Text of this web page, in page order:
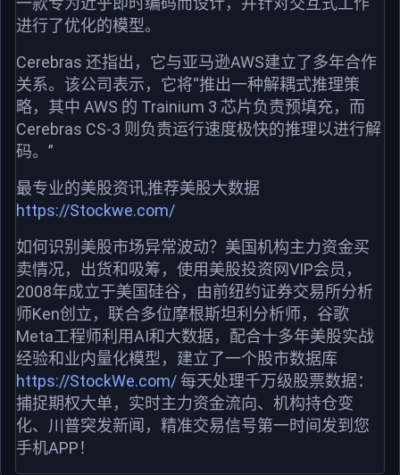
进行了优化的模型。
Cerebras 还指出，它与亚马逊AWS建立了多年合作
关系。该公司表示，它将“推出一种解耦式推理策
略，其中 AWS 的 Trainium 3 芯片负责预填充，而
Cerebras CS-3 则负责运行速度极快的推理以进行解
码。”
最专业的美股资讯,推荐美股大数据
https://Stockwe.com/
如何识别美股市场异常波动？美国机构主力资金买
卖情况，出货和吸筹，使用美股投资网VIP会员，
2008年成立于美国硅谷，由前纽约证券交易所分析
师Ken创立，联合多位摩根斯坦利分析师，谷歌
Meta工程师利用AI和大数据，配合十多年美股实战
经验和业内量化模型，建立了一个股市数据库
https://StockWe.com/每天处理千万级股票数据：
捕捉期权大单，实时主力资金流向、机构持仓变
化、川普突发新闻，精准交易信号第一时间发到您
手机APP！